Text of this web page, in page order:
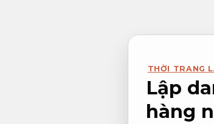
THỜI TRANG
Lập
hàng